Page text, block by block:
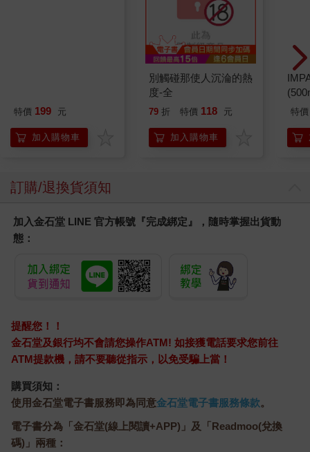
特價 199 元
加入購物車
別觸碰那使人沉淪的熱
度-全
79 折 特價 118 元
加入購物車
特價
訂購/退換貨須知
加入金石堂 LINE 官方帳號『完成綁定』，隨時掌握出貨動
態：
提醒您！！
金石堂及銀行均不會請您操作ATM! 如接獲電話要求您前往
ATM提款機，請不要聽從指示，以免受騙上當！
購買須知：
使用金石堂電子書服務即為同意金石堂電子書服務條款。
電子書分為「金石堂(線上閱讀+APP)」及「Readmoo(兌換
碼)」兩種：